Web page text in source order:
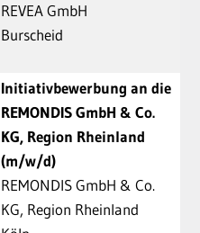
REVEA GmbH
Burscheid
Initiativbewerbung an die
REMONDIS GmbH & Co.
KG, Region Rheinland
(m/w/d)
REMONDIS GmbH & Co.
KG, Region Rheinland